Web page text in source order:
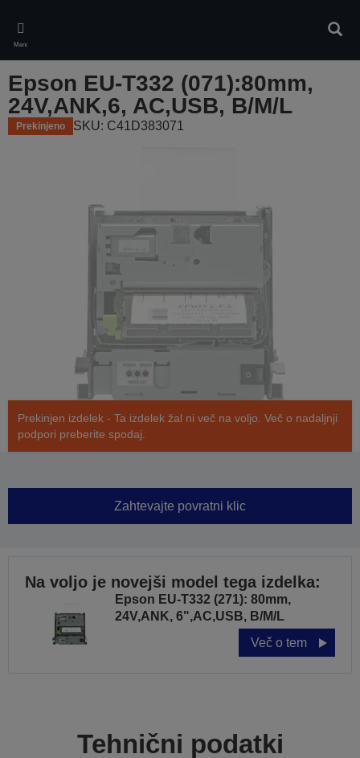
main
content
Meni
Epson EU-T332 (071):80mm,
24V,ANK,6, AC,USB, B/M/L
Prekinjeno SKU: C41D383071
Prekinjen izdelek - Ta izdelek žal ni več na voljo. Več o nadaljnji
podpori preberite spodaj.
Zahtevajte povratni klic
Na voljo je novejši model tega izdelka:
Epson EU-T332 (271): 80mm,
24V,ANK, 6",AC,USB, B/M/L
Več o tem
Tehnični podatki